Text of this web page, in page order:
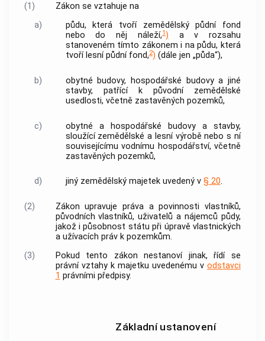
(1)
Zákon se vztahuje na
a)
půdu, která tvoří zemědělský půdní fond
nebo do něj náleží,1) a v rozsahu
stanoveném tímto zákonem i na půdu, která
tvoří lesní půdní fond,2) (dále jen „půda“),
b)
obytné budovy, hospodářské budovy a jiné
stavby, patřící k původní zemědělské
usedlosti, včetně zastavěných pozemků,
c)
obytné a hospodářské budovy a stavby,
sloužící zemědělské a lesní výrobě nebo s ní
souvisejícímu vodnímu hospodářství, včetně
zastavěných pozemků,
d) jiný zemědělský majetek uvedený v § 20.
(2)
Zákon upravuje práva a povinnosti vlastníků,
původních vlastníků, uživatelů a nájemců půdy,
jakož i působnost státu při úpravě vlastnických
a užívacích práv k pozemkům.
(3)
Pokud tento zákon nestanoví jinak, řídí se
právní vztahy k majetku uvedenému v odstavci
1 právními předpisy.
Základní ustanovení